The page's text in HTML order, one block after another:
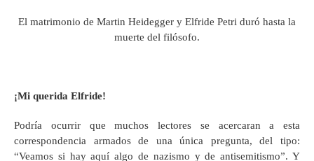
El matrimonio de Martin Heidegger y Elfride Petri duró hasta la
muerte del filósofo.
¡Mi querida Elfride!
Podría ocurrir que muchos lectores se acercaran a esta
correspondencia armados de una única pregunta, del tipo:
“Veamos si hay aquí algo de nazismo y de antisemitismo”. Y